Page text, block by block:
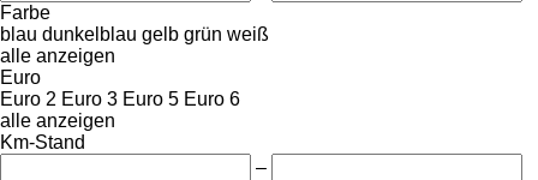
Farbe
blau dunkelblau gelb grün weiß
alle anzeigen
Euro
Euro 2 Euro 3 Euro 5 Euro 6
alle anzeigen
Km-Stand
–